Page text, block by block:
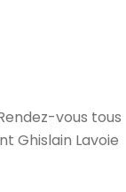
vous tous
Ghislain Lavoie